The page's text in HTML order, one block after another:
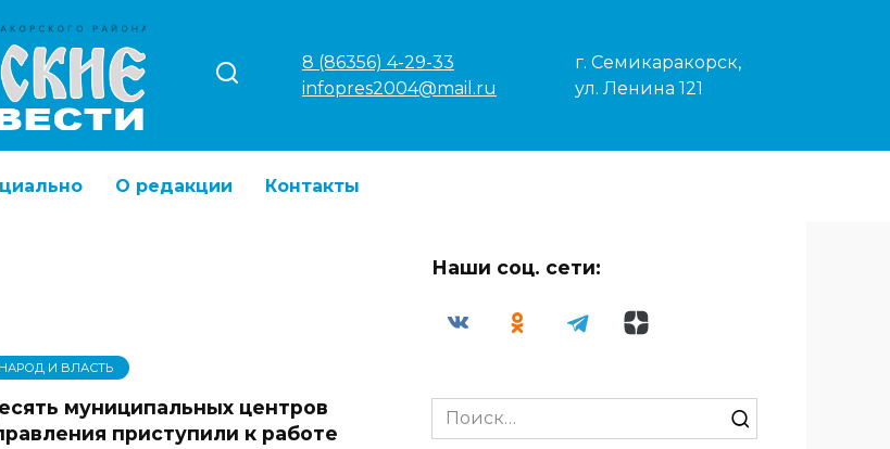
8 (86356) 4-29-33
infopres2004@mail.ru
г. Семикаракорск,
ул. Ленина 121
О редакции Контакты
НАРОД И ВЛАСТЬ
муниципальных центров
приступили к работе
Наши соц. сети:
Search
for: